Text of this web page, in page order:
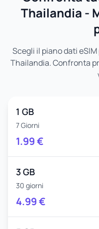
Thailandia -
Scegli il piano dati
Thailandia. Confronta
1 GB
7 Giorni
1.99€
3 GB
30 giorni
4.99€